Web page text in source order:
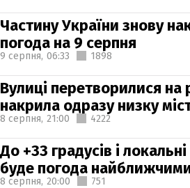
Частину України знову
погода на 9 серпня
9 серпня, 06:33 1898
Вулиці перетворилися на
накрила одразу низку
8 серпня, 21:00 4222
До +33 градусів і
буде погода
8 серпня, 20:00 751